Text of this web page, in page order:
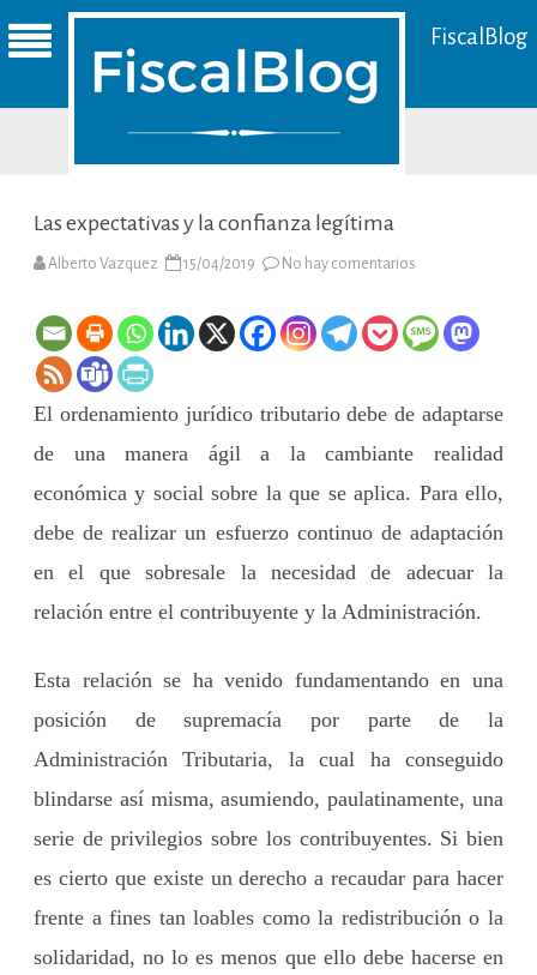
FiscalBlog
Las expectativas y la confianza legítima
Alberto Vazquez 15/04/2019 No hay comentarios
y
la
confianza
El ordenamiento jurídico tributario debe de adaptarse
de una manera ágil a la cambiante realidad
económica y social sobre la que se aplica. Para ello,
debe de realizar un esfuerzo continuo de adaptación
en el que sobresale la necesidad de adecuar la
relación entre el contribuyente y la Administración.
Esta relación se ha venido fundamentando en una
posición de supremacía por parte de la
Administración Tributaria, la cual ha conseguido
blindarse así misma, asumiendo, paulatinamente, una
serie de privilegios sobre los contribuyentes. Si bien
es cierto que existe un derecho a recaudar para hacer
frente a fines tan loables como la redistribución o la
solidaridad, no lo es menos que ello debe hacerse en